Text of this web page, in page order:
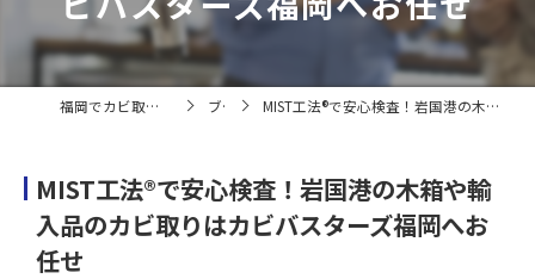
福岡でカビ取りならカビバスターズ福岡 ブログ MIST工法®で安心検査！岩国港の木箱や輸入品のカビ取りはカビバスターズ福岡へお任せ
MIST工法®で安心検査！岩国港の木箱や輸
入品のカビ取りはカビバスターズ福岡へお
任せ